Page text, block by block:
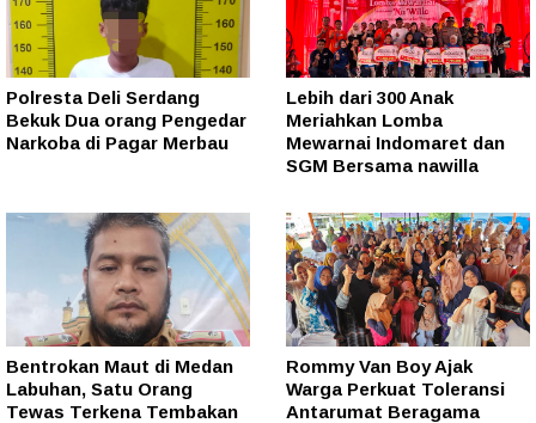
Polresta Deli Serdang
Bekuk Dua orang Pengedar
Narkoba di Pagar Merbau
Lebih dari 300 Anak
Meriahkan Lomba
Mewarnai Indomaret dan
SGM Bersama nawilla
Bentrokan Maut di Medan
Labuhan, Satu Orang
Tewas Terkena Tembakan
Rommy Van Boy Ajak
Warga Perkuat Toleransi
Antarumat Beragama